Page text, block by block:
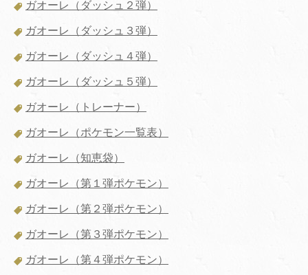
ガオーレ（ダッシュ２弾）
ガオーレ（ダッシュ３弾）
ガオーレ（ダッシュ４弾）
ガオーレ（ダッシュ５弾）
ガオーレ（トレーナー）
ガオーレ（ポケモン一覧表）
ガオーレ（知恵袋）
ガオーレ（第１弾ポケモン）
ガオーレ（第２弾ポケモン）
ガオーレ（第３弾ポケモン）
ガオーレ（第４弾ポケモン）